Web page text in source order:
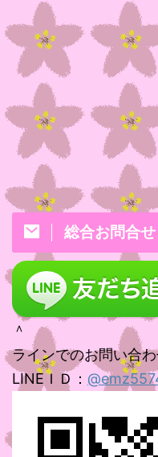
総合お問合せ
＾
ラインでのお問い合
LINEＩＤ：